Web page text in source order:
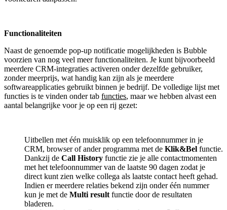
Functionaliteiten
Naast de genoemde pop-up notificatie mogelijkheden is Bubble
voorzien van nog veel meer functionaliteiten. Je kunt bijvoorbeeld
meerdere CRM-integraties activeren onder dezelfde gebruiker,
zonder meerprijs, wat handig kan zijn als je meerdere
softwareapplicaties gebruikt binnen je bedrijf. De volledige lijst met
functies is te vinden onder tab functies, maar we hebben alvast een
aantal belangrijke voor je op een rij gezet:
Uitbellen met één muisklik op een telefoonnummer in je
CRM, browser of ander programma met de Klik&Bel functie.
Dankzij de Call History functie zie je alle contactmomenten
met het telefoonnummer van de laatste 90 dagen zodat je
direct kunt zien welke collega als laatste contact heeft gehad.
Indien er meerdere relaties bekend zijn onder één nummer
kun je met de Multi result functie door de resultaten
bladeren.